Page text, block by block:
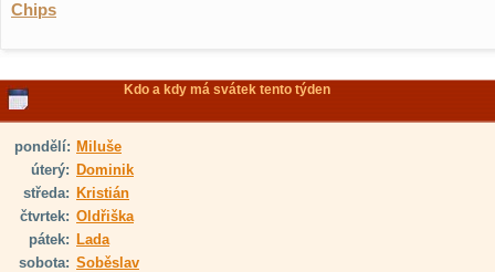
Chips
Kdo a kdy má svátek tento týden
pondělí: Miluše
úterý: Dominik
středa: Kristián
čtvrtek: Oldřiška
pátek: Lada
sobota: Soběslav